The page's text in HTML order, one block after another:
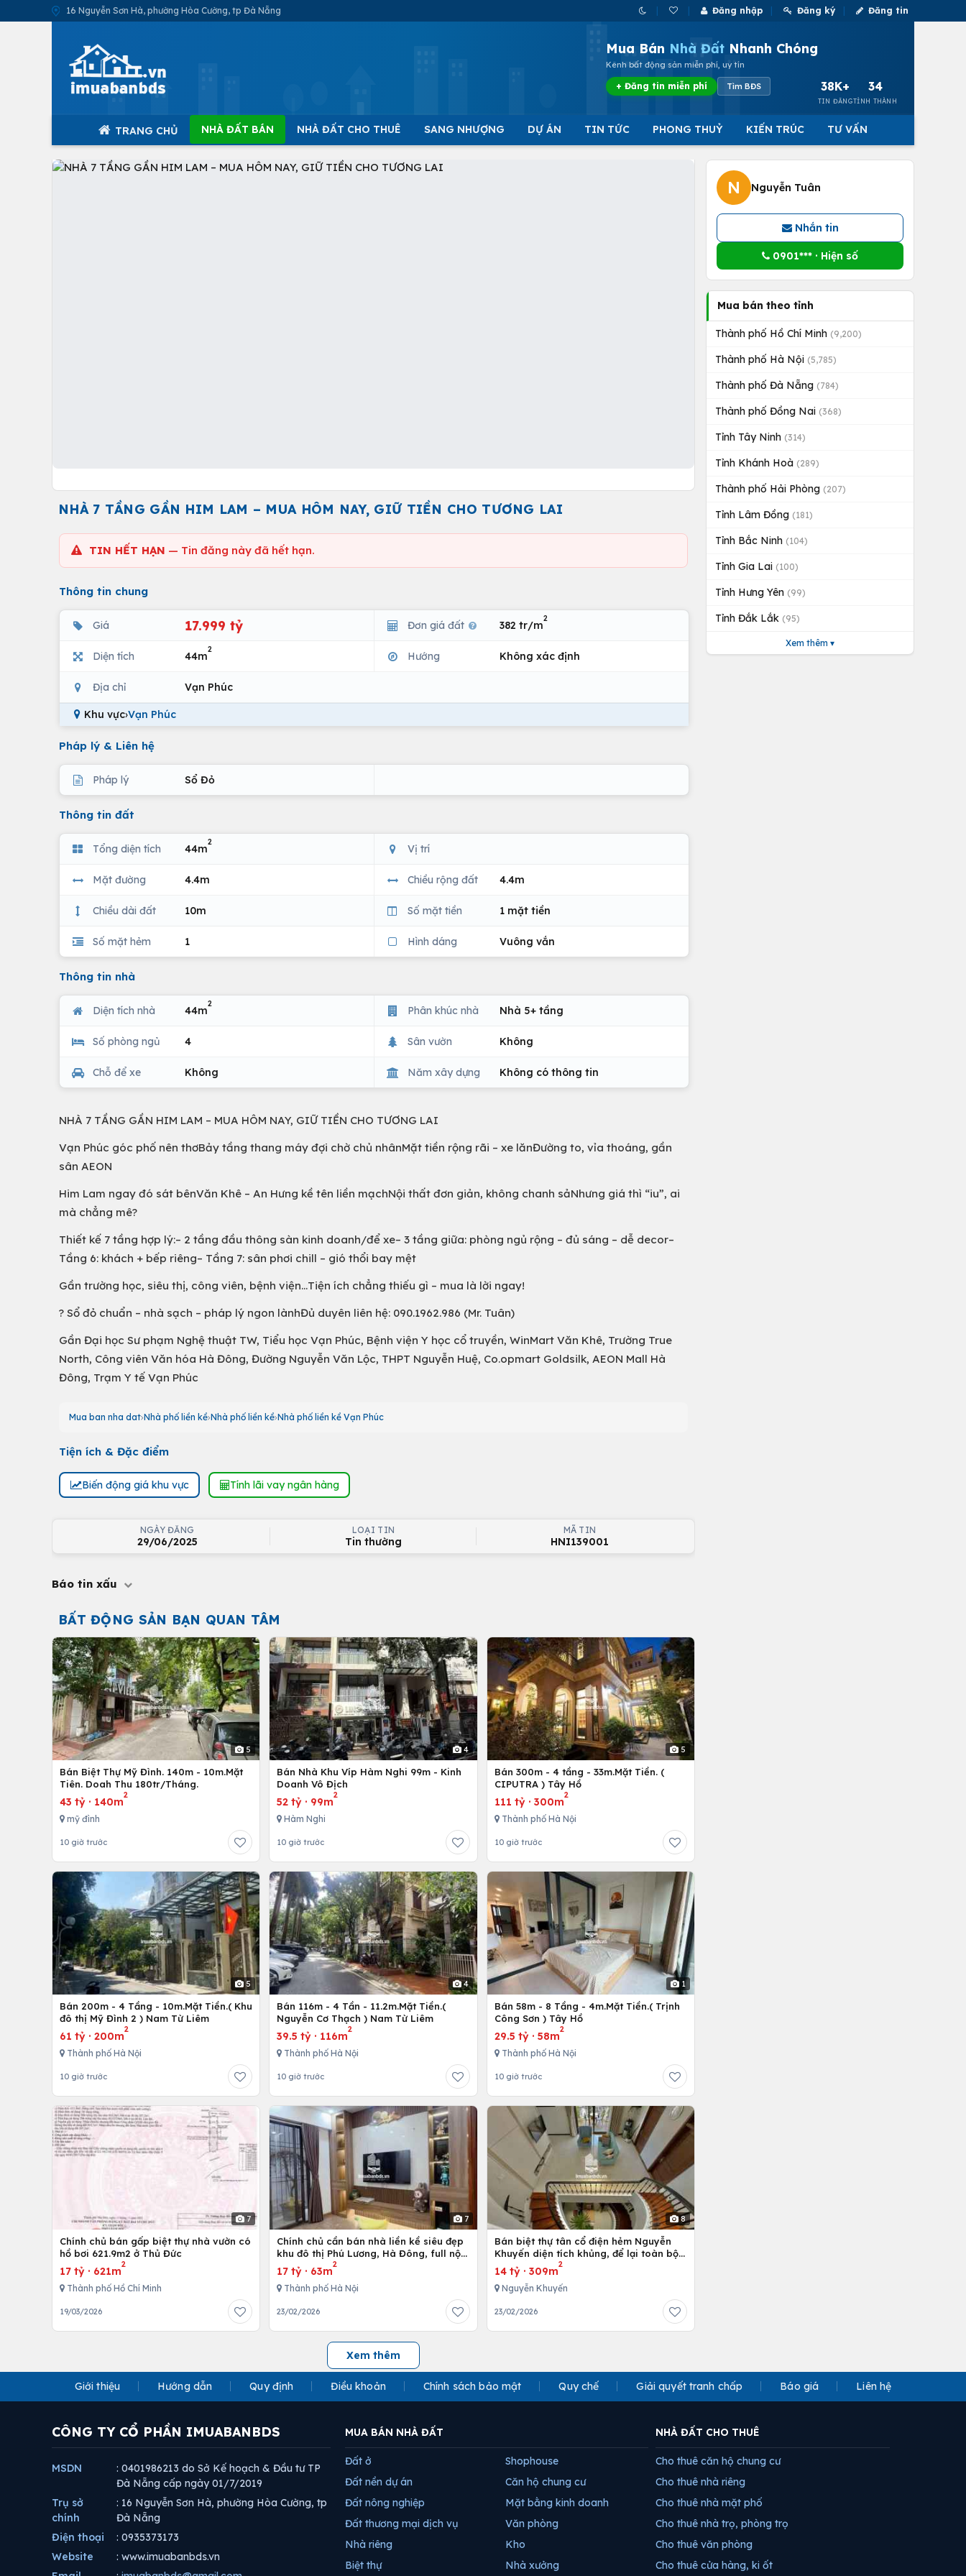
16 Nguyễn Sơn Hà, phường Hòa Cường, tp Đà Nẵng Đăng nhập Đăng ký Đăng tin
Mua Bán Nhà Đất Nhanh Chóng
Kênh bất động sản miễn phí, uy tín
+ Đăng tin miễn phí Tìm BĐS 38K+
TIN ĐĂNG
34
TỈNH THÀNH
TRANG CHỦ NHÀ ĐẤT BÁN NHÀ ĐẤT CHO THUÊ SANG NHƯỢNG DỰ ÁN TIN TỨC PHONG THUỶ KIẾN TRÚC TƯ VẤN
NHÀ 7 TẦNG GẦN HIM LAM – MUA HÔM NAY, GIỮ TIỀN CHO TƯƠNG LAI
TIN HẾT HẠN — Tin đăng này đã hết hạn.
Thông tin chung
Giá 17.999 tỷ Đơn giá đất 382 tr/m
2
Diện tích 44m
2
Hướng Không xác định
Địa chỉ Vạn Phúc
Khu vực›Vạn Phúc
Pháp lý & Liên hệ
Pháp lý Sổ Đỏ
Thông tin đất
Tổng diện tích 44m
2
Vị trí
Mặt đường 4.4m Chiều rộng đất 4.4m
Chiều dài đất 10m Số mặt tiền 1 mặt tiền
Số mặt hẻm 1 Hình dáng Vuông vắn
Thông tin nhà
Diện tích nhà 44m
2
Phân khúc nhà Nhà 5+ tầng
Số phòng ngủ 4 Sân vườn Không
Chỗ để xe Không Năm xây dựng Không có thông tin
NHÀ 7 TẦNG GẦN HIM LAM – MUA HÔM NAY, GIỮ TIỀN CHO TƯƠNG LAI
Vạn Phúc góc phố nên thơBảy tầng thang máy đợi chờ chủ nhânMặt tiền rộng rãi – xe lănĐường to, vỉa thoáng, gần
sân AEON
Him Lam ngay đó sát bênVăn Khê – An Hưng kề tên liền mạchNội thất đơn giản, không chanh sảNhưng giá thì “iu”, ai
mà chẳng mê?
Thiết kế 7 tầng hợp lý:– 2 tầng đầu thông sàn kinh doanh/để xe– 3 tầng giữa: phòng ngủ rộng – đủ sáng – dễ decor–
Tầng 6: khách + bếp riêng– Tầng 7: sân phơi chill – gió thổi bay mệt
Gần trường học, siêu thị, công viên, bệnh viện…Tiện ích chẳng thiếu gì – mua là lời ngay!
? Sổ đỏ chuẩn – nhà sạch – pháp lý ngon lànhĐủ duyên liên hệ: 090.1962.986 (Mr. Tuân)
Gần Đại học Sư phạm Nghệ thuật TW, Tiểu học Vạn Phúc, Bệnh viện Y học cổ truyền, WinMart Văn Khê, Trường True
North, Công viên Văn hóa Hà Đông, Đường Nguyễn Văn Lộc, THPT Nguyễn Huệ, Co.opmart Goldsilk, AEON Mall Hà
Đông, Trạm Y tế Vạn Phúc
Mua ban nha dat Nhà phố liền kề Nhà phố liền kề Nhà phố liền kề Vạn Phúc
Tiện ích & Đặc điểm
Biến động giá khu vực Tính lãi vay ngân hàng
NGÀY ĐĂNG
29/06/2025
LOẠI TIN
Tin thường
MÃ TIN
HNI139001
Báo tin xấu
BẤT ĐỘNG SẢN BẠN QUAN TÂM
5
Bán Biệt Thự Mỹ Đình. 140m - 10m.Mặt
Tiên. Doah Thu 180tr/Tháng.
43 tỷ · 140m
2
mỹ đình
10 giờ trước
4
Bán Nhà Khu Víp Hàm Nghi 99m - Kinh
Doanh Vô Địch
52 tỷ · 99m
2
Hàm Nghi
10 giờ trước
5
Bán 300m - 4 tầng - 33m.Mặt Tiền. (
CIPUTRA ) Tây Hồ
111 tỷ· 300m
2
Thành phố Hà Nội
10 giờ trước
5
Bán 200m - 4 Tầng - 10m.Mặt Tiền.( Khu
đô thị Mỹ Đình 2 ) Nam Từ Liêm
61 tỷ · 200m
2
Thành phố Hà Nội
10 giờ trước
4
Bán 116m - 4 Tần - 11.2m.Mặt Tiền.(
Nguyễn Cơ Thạch ) Nam Từ Liêm
39.5 tỷ · 116m
2
Thành phố Hà Nội
10 giờ trước
1
Bán 58m - 8 Tầng - 4m.Mặt Tiền.( Trịnh
Công Sơn ) Tây Hồ
29.5 tỷ· 58m
2
Thành phố Hà Nội
10 giờ trước
7
Chính chủ bán gấp biệt thự nhà vườn có
hồ bơi 621.9m2 ở Thủ Đức
17 tỷ · 621m
2
Thành phố Hồ Chí Minh
19/03/2026
7
Chính chủ cần bán nhà liền kề siêu đẹp
khu đô thị Phú Lương, Hà Đông, full nội
thất cao cấp
17 tỷ · 63m
2
Thành phố Hà Nội
23/02/2026
8
Bán biệt thự tân cổ điện hẻm Nguyễn
Khuyến diện tích khủng, để lại toàn bộ
nội thất
14 tỷ· 309m
2
Nguyễn Khuyến
23/02/2026
Xem thêm
N Nguyễn Tuân
Nhắn tin
0901*** · Hiện số
Mua bán theo tỉnh
Thành phố Hồ Chí Minh (9,200)
Thành phố Hà Nội (5,785)
Thành phố Đà Nẵng (784)
Thành phố Đồng Nai (368)
Tỉnh Tây Ninh (314)
Tỉnh Khánh Hoà (289)
Thành phố Hải Phòng (207)
Tỉnh Lâm Đồng (181)
Tỉnh Bắc Ninh (104)
Tỉnh Gia Lai (100)
Tỉnh Hưng Yên (99)
Tỉnh Đắk Lắk (95)
Xem thêm ▾
Giới thiệu Hướng dẫn Quy định Điều khoản Chính sách bảo mật Quy chế Giải quyết tranh chấp Báo giá Liên hệ
CÔNG TY CỔ PHẦN IMUABANBDS
MSDN
: 0401986213 do Sở Kế hoạch & Đầu tư TP
Đà Nẵng cấp ngày 01/7/2019
Trụ sở
chính
: 16 Nguyễn Sơn Hà, phường Hòa Cường, tp
Đà Nẵng
Điện thoại
: 0935373173
Website
: www.imuabanbds.vn
MUA BÁN NHÀ ĐẤT
Đất ở
Đất nền dự án
Đất nông nghiệp
Đất thương mại dịch vụ
Nhà riêng
Biệt thự
Shophouse
Căn hộ chung cư
Mặt bằng kinh doanh
Văn phòng
Kho
Nhà xưởng
NHÀ ĐẤT CHO THUÊ
Cho thuê căn hộ chung cư
Cho thuê nhà riêng
Cho thuê nhà mặt phố
Cho thuê nhà trọ, phòng trọ
Cho thuê văn phòng
Cho thuê cửa hàng, ki ốt